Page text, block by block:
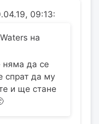
09:13:
на
няма да се
спрат да му
и ще стане